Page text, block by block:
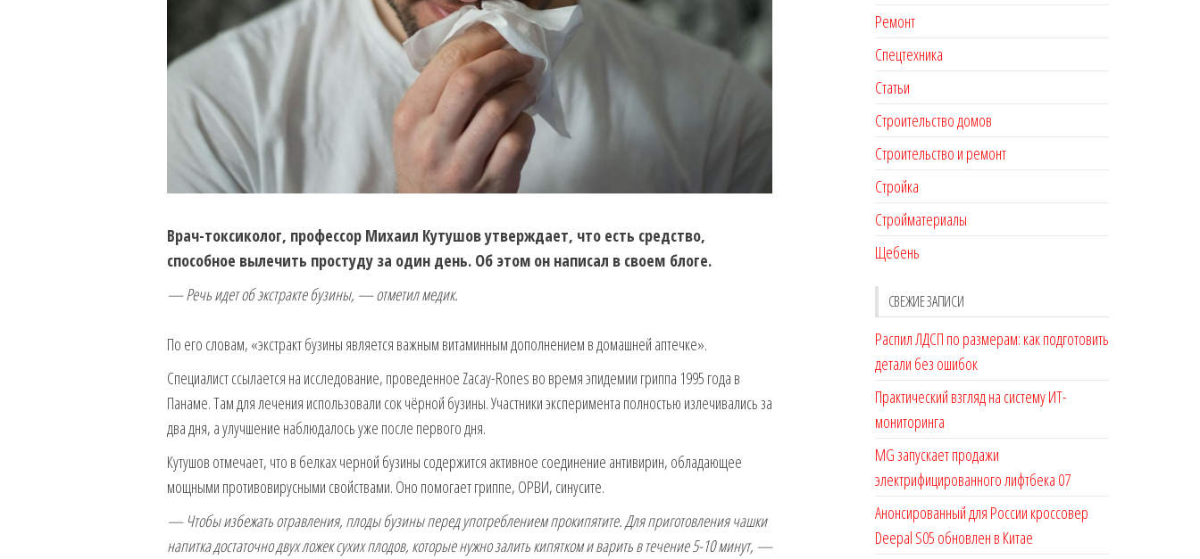
Врач-токсиколог, профессор Михаил Кутушов утверждает, что есть средство,
способное вылечить простуду за один день. Об этом он написал в своем блоге.
— Речьидет об экстракте бузины, — отметил медик.
По его словам, «экстракт бузины является важным витаминным дополнением в домашней аптечке».
Специалист ссылается на исследование, проведенное Zacay-Rones во время эпидемии гриппа 1995 года в
Панаме. Там для лечения использовали сок чёрной бузины. Участники эксперимента полностью излечивались за
два дня, а улучшение наблюдалось уже после первого дня.
Кутушов отмечает, что в белках черной бузины содержится активное соединение антивирин, обладающее
мощными противовирусными свойствами. Оно помогает гриппе, ОРВИ, синусите.
— Чтобы избежать отравления, плоды бузины перед употреблением прокипятите. Для приготовления чашки
напитка достаточно двух ложек сухих плодов, которые нужно залить кипятком и варить в течение 5-10 минут, —
Ремонт
Спецтехника
Статьи
Строительство домов
Строительство и ремонт
Стройка
Стройматериалы
Щебень
СВЕЖИЕ ЗАПИСИ
Распил ЛДСП по размерам: как подготовить
детали без ошибок
Практический взгляд на систему ИТ-
мониторинга
MG запускает продажи
электрифицированного лифтбека 07
Анонсированный для России кроссовер
Deepal S05 обновлен в Китае